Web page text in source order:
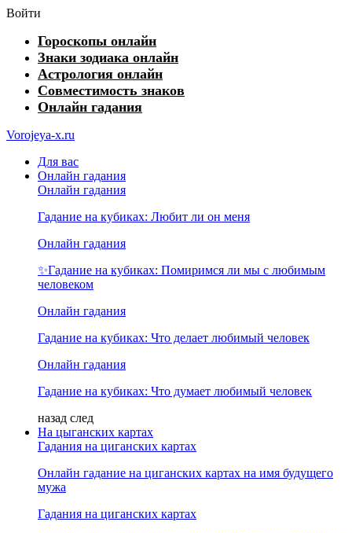
Войти
Гороскопы онлайн
Знаки зодиака онлайн
Астрология онлайн
Совместимость знаков
Онлайн гадания
Vorojeya-x.ru
Для вас
Онлайн гадания
Онлайн гадания
Гадание на кубиках: Любит ли он меня
Онлайн гадания
✨Гадание на кубиках: Помиримся ли мы с любимым
человеком
Онлайн гадания
Гадание на кубиках: Что делает любимый человек
Онлайн гадания
Гадание на кубиках: Что думает любимый человек
назад след
На цыганских картах
Гадания на циганских картах
Онлайн гадание на циганских картах на имя будущего
мужа
Гадания на циганских картах